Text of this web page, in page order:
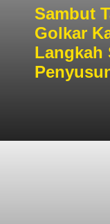
Sambut
Golkar
Langkah